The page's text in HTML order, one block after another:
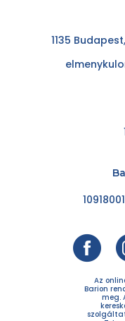
1135
Az
Barion
meg.